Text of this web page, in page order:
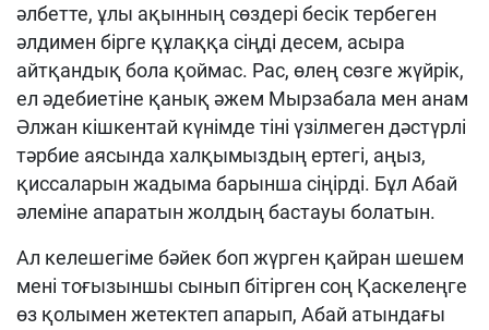
әлбетте, ұлы ақынның сөздері бесік тербеген
әлдимен бірге құлаққа сіңді десем, асыра
айтқандық бола қоймас. Рас, өлең сөзге жүйрік,
ел әдебиетіне қанық әжем Мырзабала мен анам
Әлжан кішкентай күнімде тіні үзілмеген дәстүрлі
тәрбие аясында халқымыздың ертегі, аңыз,
қиссаларын жадыма барынша сіңірді. Бұл Абай
әлеміне апаратын жолдың бастауы болатын.
Ал келешегіме бәйек боп жүрген қайран шешем
мені тоғызыншы сынып бітірген соң Қаскелеңге
өз қолымен жетектеп апарып, Абай атындағы